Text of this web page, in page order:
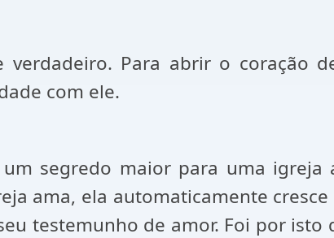
Para abrir o coração
com ele.
um segredo maior para uma
ama, ela automaticamente
testemunho de amor. Foi por